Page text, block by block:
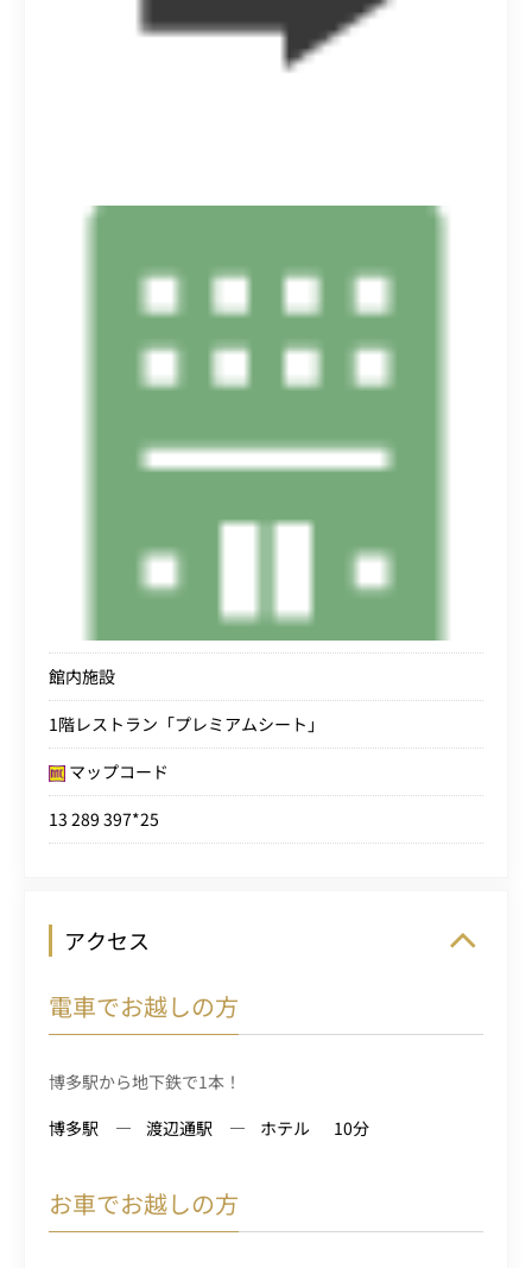
館内施設
1階レストラン「プレミアムシート」
マップコード
13 289 397*25
アクセス
電車でお越しの方
博多駅から地下鉄で1本！
博多駅
渡辺通駅 ホテル 10分
お車でお越しの方